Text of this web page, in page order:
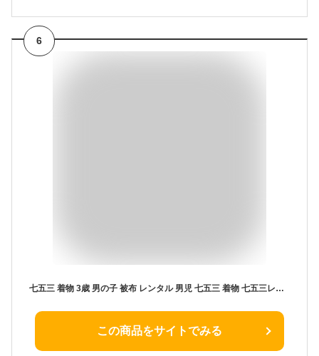
6
七五三 着物 3歳 男の子 被布 レンタル 男児 七五三 着物 七五三レンタル 2374 黒白市松×黒白地 龍 3歳 3才 3歳男の子 男児 着物 子供 きもの被布セット お正月 和装 お祝い 男の子 被布コート 新品足袋プレゼント 往復送料無料【レンタル】
この商品をサイトでみる